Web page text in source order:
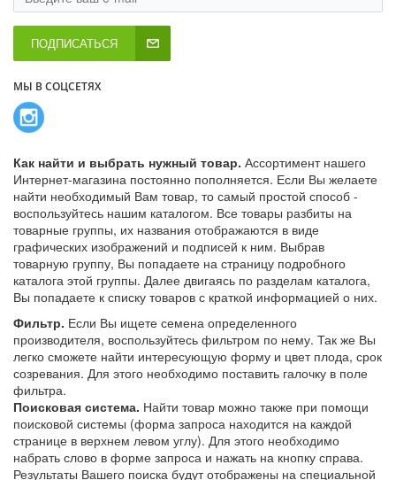
ПОДПИСАТЬСЯ
МЫ В СОЦСЕТЯХ
Как найти и выбрать нужный товар. Ассортимент нашего
Интернет-магазина постоянно пополняется. Если Вы желаете
найти необходимый Вам товар, то самый простой способ -
воспользуйтесь нашим каталогом. Все товары разбиты на
товарные группы, их названия отображаются в виде
графических изображений и подписей к ним. Выбрав
товарную группу, Вы попадаете на страницу подробного
каталога этой группы. Далее двигаясь по разделам каталога,
Вы попадаете к списку товаров с краткой информацией о них.
Фильтр. Если Вы ищете семена определенного
производителя, воспользуйтесь фильтром по нему. Так же Вы
легко сможете найти интересующую форму и цвет плода, срок
созревания. Для этого необходимо поставить галочку в поле
фильтра.
Поисковая система. Найти товар можно также при помощи
поисковой системы (форма запроса находится на каждой
странице в верхнем левом углу). Для этого необходимо
набрать слово в форме запроса и нажать на кнопку справа.
Результаты Вашего поиска будут отображены на специальной